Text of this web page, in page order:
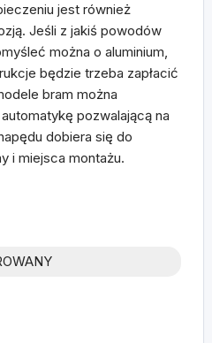
jest również
Jeśli z jakiś powodów
można o aluminium,
będzie trzeba zapłacić
bram można
pozwalającą na
dobiera się do
i miejsca montażu.